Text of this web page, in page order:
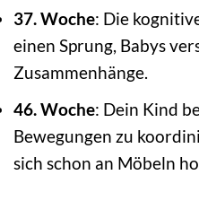
37. Woche: Die
einen Sprung, Babys
Zusammenhänge.
46. Woche: Dein Kind
Bewegungen zu
sich schon an Möbeln